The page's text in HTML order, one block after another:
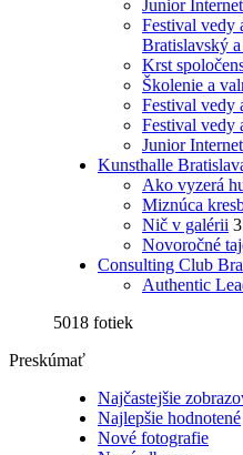
Junior
Festival vedy
Bratislavský
Krst
Školenie a
Festival vedy
Festival vedy
Junior
Kunsthalle
Ako vyzerá
Miznúca
Nič v galérii
Novoročné
Consulting Club
Authentic
5018 fotiek
Preskúmať
Najčastejšie
Najlepšie hodnotené
Nové fotografie